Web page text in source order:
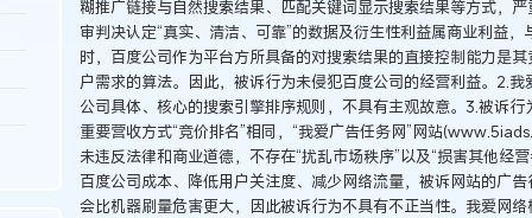
糊推广链接与自然搜索结果、匹配关键词显示搜索结果等方式，
审判决认定“真实、清洁、可靠”的数据及衍生性利益属商业利益
时，百度公司作为平台方所具备的对搜索结果的直接控制能力是
户需求的算法。因此，被诉行为未侵犯百度公司的经营利益。2.
公司具体、核心的搜索引擎排序规则，不具有主观故意。3.被诉
重要营收方式“竞价排名”相同，“我爱广告任务网”网站
未违反法律和商业道德，不存在“扰乱市场秩序”以及“损害其他经
百度公司成本、降低用户关注度、减少网络流量，被诉网站的广
会比机器刷量危害更大，因此被诉行为不具有不正当性。我爱网